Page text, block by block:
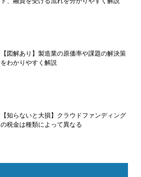
【図解あり】製造業の原価率や課題の解決策
をわかりやすく解説
【知らないと大損】クラウドファンディング
の税金は種類によって異なる